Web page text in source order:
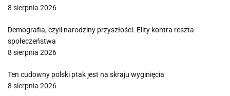
8 sierpnia 2026
Demografia, czyli narodziny przyszłości. Elity kontra reszta
społeczeństwa
8 sierpnia 2026
Ten cudowny polski ptak jest na skraju wyginięcia
8 sierpnia 2026